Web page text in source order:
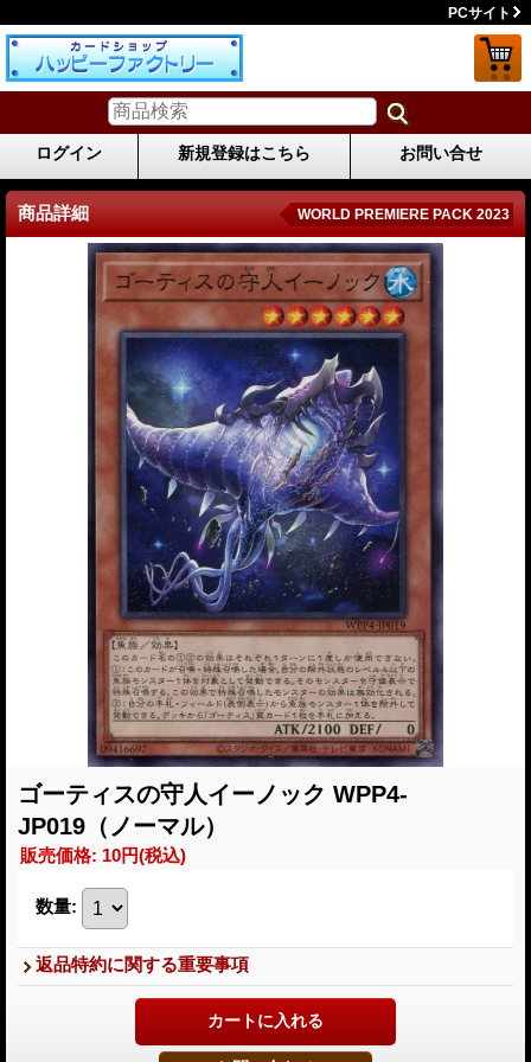
PCサイト
ログイン 新規登録はこちら お問い合せ
商品詳細 WORLD PREMIERE PACK 2023
ゴーティスの守人イーノック WPP4-
JP019（ノーマル）
販売価格: 10円(税込)
数量:
返品特約に関する重要事項